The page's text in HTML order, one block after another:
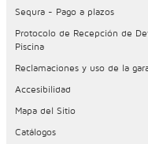
Sequra - Pago a plazos
Protocolo de Recepción de
Piscina
Reclamaciones y uso de la
Accesibilidad
Mapa del Sitio
Catálogos